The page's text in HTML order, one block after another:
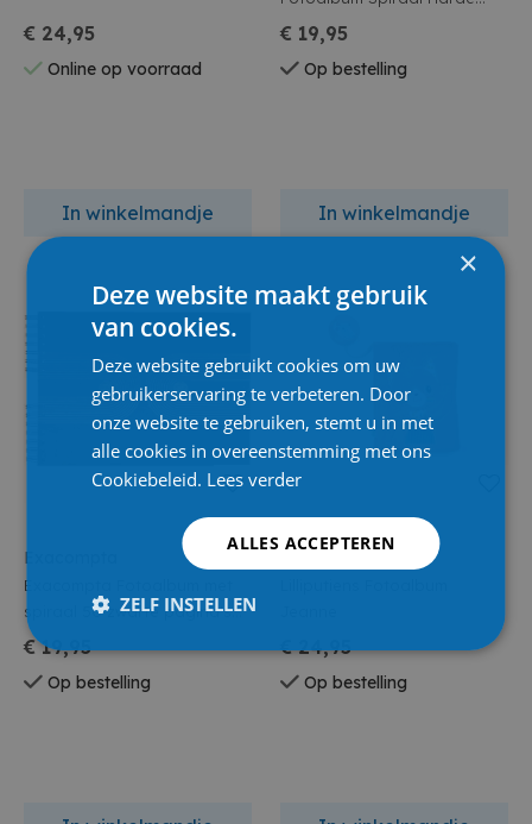
€ 24,95
Online op voorraad
In winkelmandje
Rug 32x22cm 50 Vellen Kraft
€ 19,95
Op bestelling
In winkelmandje
Exacompta
Exacompta Fotoalbum met
spiraal 50 zwarte pagina's
Graphik - Zwart
€ 19,95
Op bestelling
€ 24,95
Op bestelling
×
Deze website maakt gebruik
van cookies.
Deze website gebruikt cookies om uw
gebruikerservaring te verbeteren. Door
onze website te gebruiken, stemt u in met
alle cookies in overeenstemming met ons
Cookiebeleid. Lees verder
ALLES ACCEPTEREN
ZELF INSTELLEN